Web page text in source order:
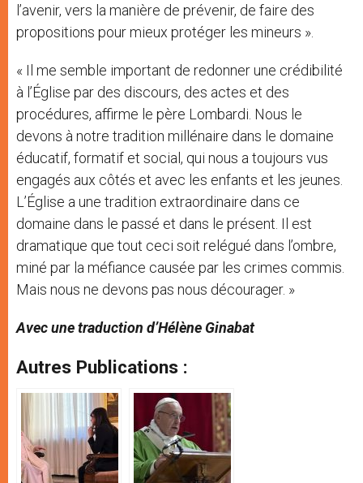
l’avenir, vers la manière de prévenir, de faire des
propositions pour mieux protéger les mineurs ».
« Il me semble important de redonner une crédibilité
à l’Église par des discours, des actes et des
procédures, affirme le père Lombardi. Nous le
devons à notre tradition millénaire dans le domaine
éducatif, formatif et social, qui nous a toujours vus
engagés aux côtés et avec les enfants et les jeunes.
L’Église a une tradition extraordinaire dans ce
domaine dans le passé et dans le présent. Il est
dramatique que tout ceci soit relégué dans l’ombre,
miné par la méfiance causée par les crimes commis.
Mais nous ne devons pas nous décourager. »
Avec une traduction d’Hélène Ginabat
Autres Publications :